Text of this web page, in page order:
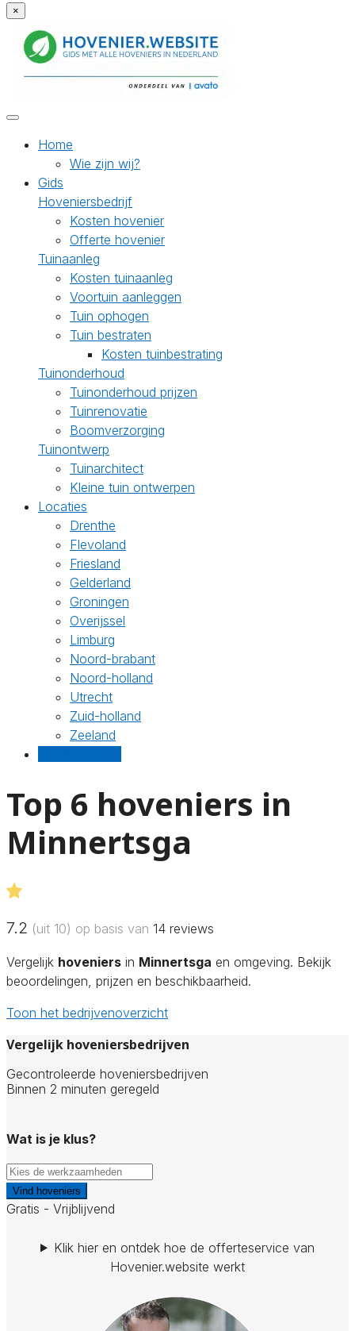
×
Home
Wie zijn wij?
Gids
Hoveniersbedrijf
Kosten hovenier
Offerte hovenier
Tuinaanleg
Kosten tuinaanleg
Voortuin aanleggen
Tuin ophogen
Tuin bestraten
Kosten tuinbestrating
Tuinonderhoud
Tuinonderhoud prijzen
Tuinrenovatie
Boomverzorging
Tuinontwerp
Tuinarchitect
Kleine tuin ontwerpen
Locaties
Drenthe
Flevoland
Friesland
Gelderland
Groningen
Overijssel
Limburg
Noord-brabant
Noord-holland
Utrecht
Zuid-holland
Zeeland
Top 6 hoveniers in
Minnertsga
7.2 (uit 10) op basis van 14 reviews
Vergelijk hoveniers in Minnertsga en omgeving. Bekijk
beoordelingen, prijzen en beschikbaarheid.
Toon het bedrijvenoverzicht
Vergelijk hoveniersbedrijven
Gecontroleerde hoveniersbedrijven
Binnen 2 minuten geregeld
Wat is je klus?
Vind hoveniers
Gratis - Vrijblijvend
Klik hier en ontdek hoe de offerteservice van
Hovenier.website werkt